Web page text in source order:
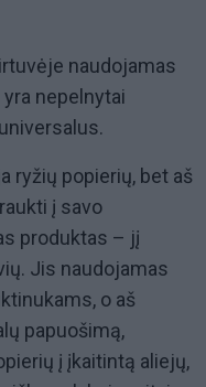
naudojamas
nepelnytai
ryžių popierių, bet aš
į savo
produktas – jį
Jis naudojamas
o aš
papuošimą,
į įkaitintą aliejų,